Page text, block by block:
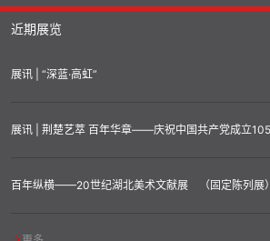
近期展览
展讯 | “深蓝·高虹”
百年纵横——20世纪湖北美术文献展 （固定陈列展）